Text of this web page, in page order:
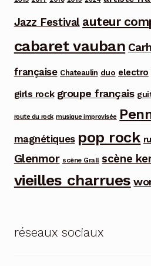
Jazz Festival auteur
cabaret vauban
française Chateaulin duo electro
girls rock groupe français
route du rock musique improvisée
magnétiques pop rock
Glenmor scène Grall scène
vieilles charrues
réseaux sociaux